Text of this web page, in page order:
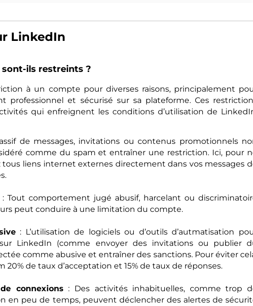
LinkedIn
ils restreints ?
à un compte pour diverses raisons, principalement
professionnel et sécurisé sur sa plateforme. Ces
qui enfreignent les conditions d’utilisation de
de messages, invitations ou contenus promotionnels
comme du spam et entraîner une restriction. Ici, pour
liens internet externes directement dans vos messages
Tout comportement jugé abusif, harcelant ou
peut conduire à une limitation du compte.
: L’utilisation de logiciels ou d’outils d’autmatisation
LinkedIn (comme envoyer des invitations ou publier
comme abusive et entraîner des sanctions. Pour éviter
de taux d’acceptation et 15% de taux de réponses.
connexions : Des activités inhabituelles, comme trop
en peu de temps, peuvent déclencher des alertes de